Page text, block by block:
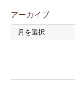
アーカイブ